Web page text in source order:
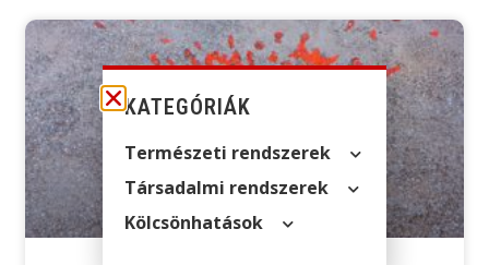
KATEGÓRIÁK
Természeti rendszerek
Társadalmi rendszerek
Kölcsön­hatások